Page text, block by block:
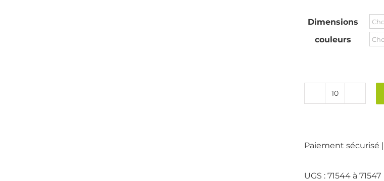
Dimensions
couleurs
quantité
peint
Paiement sécurisé |
UGS : 71544 à 71547